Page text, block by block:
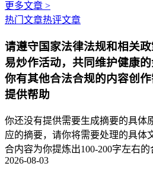
更多文章 >
热门文章热评文章
请遵守国家法律法规和相关
易炒作活动，共同维护健康
你有其他合法合规的内容创
提供帮助
你还没有提供需要生成摘要的具体
应的摘要，请你将需要处理的具体
合内容为你提炼出100-200字左右
2026-08-03